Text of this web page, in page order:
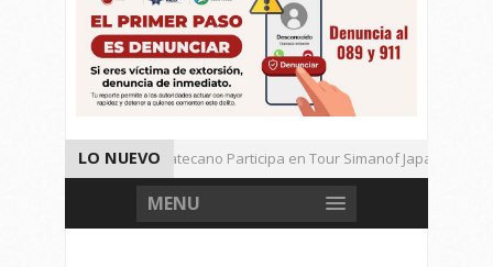
LO NUEVO
Universitario Zacatecano Participa en Tour Simanof Japan 2026
Implementa SAMA Estrategia de Reciclaje con Empresa PetStar
MENU